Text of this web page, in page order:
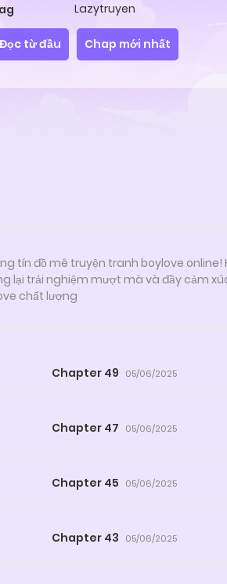
Lazytruyen
Đọc từ đầu Chap mới nhất
tín đồ mê truyện tranh boylove
lại trải nghiệm mượt mà và đầy cảm
chất lượng
Chapter 49 05/06/2025
Chapter 47 05/06/2025
Chapter 45 05/06/2025
Chapter 43 05/06/2025